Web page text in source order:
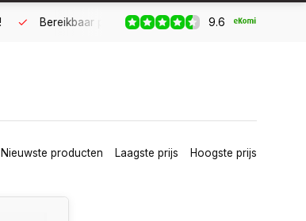
Bereikbaar per telefoon op werkdagen van 09:00 tot
9.6
Nieuwste producten Laagste prijs Hoogste prijs